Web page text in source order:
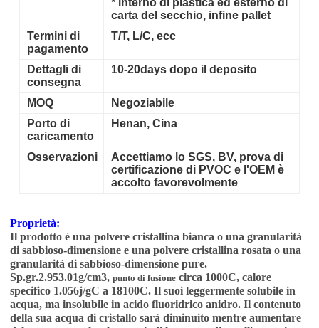
*interno di plastica ed esterno di
carta del secchio, infine pallet
Termini di
pagamento
T/T,L/C, ecc
Dettagli di
consegna
10-20days dopo il deposito
MOQ
Negoziabile
Porto di
caricamento
Henan, Cina
Osservazioni
Accettiamo lo SGS, BV, prova di
certificazione di PVOC e l'OEM è
accolto favorevolmente
Proprietà:
Il prodotto è una polvere cristallina bianca o una granularità
di sabbioso-dimensione e una polvere cristallina rosata o una
granularità di sabbioso-dimensione pure.
Sp.gr.2.953.01g/cm3, punto di fusionecirca 1000C, calore
specifico 1.056j/gC a 18100C. Il suoi leggermente solubile in
acqua, ma insolubile in acido fluoridrico anidro. Il contenuto
della sua acqua di cristallo sarà diminuito mentre aumentare